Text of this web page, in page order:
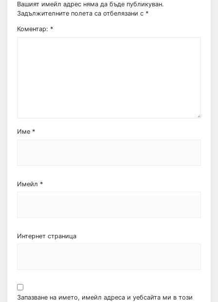
Вашият имейл адрес няма да бъде публикуван.
Задължителните полета са отбелязани с *
Коментар: *
Име *
Имейл *
Интернет страница
Запазване на името, имейл адреса и уебсайта ми в този